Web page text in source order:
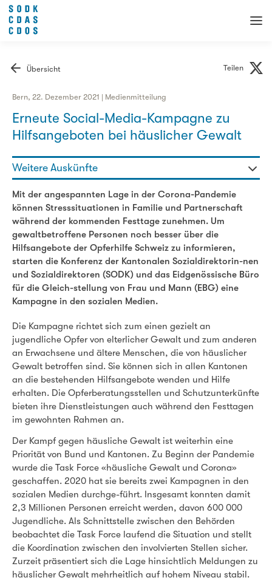
Übersicht Teilen
Bern, 22. Dezember 2021 | Medienmitteilung
Erneute Social-Media-Kampagne zu
Hilfsangeboten bei häuslicher Gewalt
Weitere Auskünfte
Gaby Szöllösy - Generalsekretärin
076 336 47 98
gaby.szoelloesy@sodk.ch
Mit der angespannten Lage in der Corona-Pandemie
können Stresssituationen in Familie und Partnerschaft
während der kommenden Festtage zunehmen. Um
gewaltbetroffene Personen noch besser über die
Hilfsangebote der Opferhilfe Schweiz zu informieren,
starten die Konferenz der Kantonalen Sozialdirektorin-nen
und Sozialdirektoren (SODK) und das Eidgenössische Büro
für die Gleich-stellung von Frau und Mann (EBG) eine
Kampagne in den sozialen Medien.
Die Kampagne richtet sich zum einen gezielt an
jugendliche Opfer von elterlicher Gewalt und zum anderen
an Erwachsene und ältere Menschen, die von häuslicher
Gewalt betroffen sind. Sie können sich in allen Kantonen
an die bestehenden Hilfsangebote wenden und Hilfe
erhalten. Die Opferberatungsstellen und Schutzunterkünfte
bieten ihre Dienstleistungen auch während den Festtagen
im gewohnten Rahmen an.
Der Kampf gegen häusliche Gewalt ist weiterhin eine
Priorität von Bund und Kantonen. Zu Beginn der Pandemie
wurde die Task Force «häusliche Gewalt und Corona»
geschaffen. 2020 hat sie bereits zwei Kampagnen in den
sozialen Medien durchge-führt. Insgesamt konnten damit
2,3 Millionen Personen erreicht werden, davon 600 000
Jugendliche. Als Schnittstelle zwischen den Behörden
beobachtet die Task Force laufend die Situation und stellt
die Koordination zwischen den involvierten Stellen sicher.
Zurzeit präsentiert sich die Lage hinsichtlich Meldungen zu
häuslicher Gewalt mehrheitlich auf hohem Niveau stabil.